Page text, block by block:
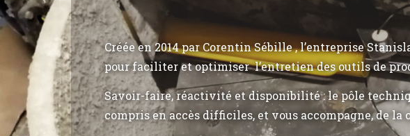
Créée en 2014 par Corentin Sébille , l’entreprise
pour faciliter et optimiser l’entretien des outils de
Savoir-faire, réactivité et disponibilité : le pôle
compris en accès difficiles, et vous accompagne, de